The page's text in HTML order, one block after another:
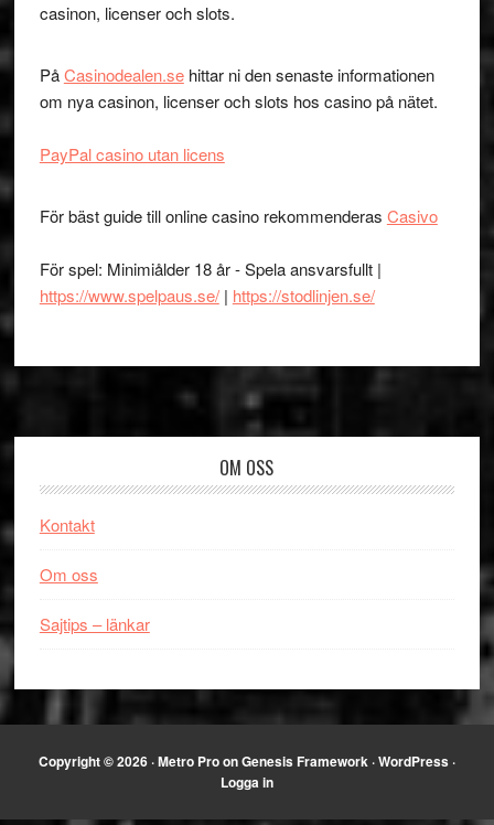
casinon, licenser och slots.
PåCasinodealen.sehittar ni den senaste informationen
om nya casinon, licenser och slots hos casino på nätet.
PayPal casino utan licens
För bäst guide till online casino rekommenderas Casivo
För spel: Minimiålder 18 år - Spela ansvarsfullt |
https://www.spelpaus.se/| https://stodlinjen.se/
OM OSS
Kontakt
Om oss
Sajtips – länkar
Copyright © 2026 ·Metro ProonGenesis Framework ·WordPress ·
Logga in